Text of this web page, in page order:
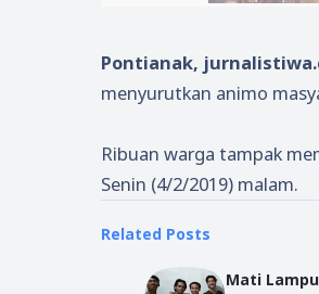
Pontianak,
menyurutkan animo
Ribuan warga tampak
Senin (4/2/2019) malam.
Related Posts
Mati